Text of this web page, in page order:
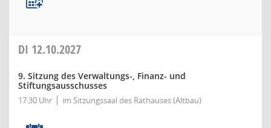
DI 12.10.2027
9. Sitzung des Verwaltungs-, Finanz- und
Stiftungsausschusses
17:30 Uhr im Sitzungssaal des Rathauses (Altbau)